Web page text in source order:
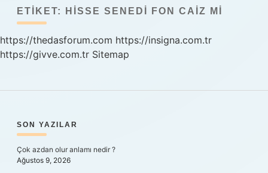
Yasal Uyarı
Hakkımızda
ETIKET: HISSE SENEDI FON CAIZ MI
https://thedasforum.com https://insigna.com.tr
https://givve.com.tr Sitemap
SIDEBAR
SON YAZILAR
Çok azdan olur anlamı nedir ?
Ağustos 9, 2026